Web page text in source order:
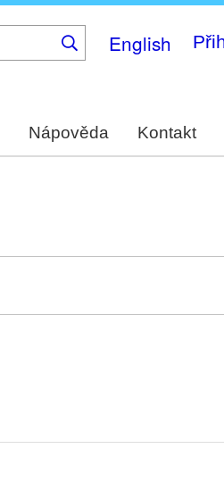
English
Nápověda Kontakt